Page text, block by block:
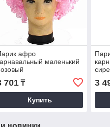
афро
маленький
701₸
Купить
3